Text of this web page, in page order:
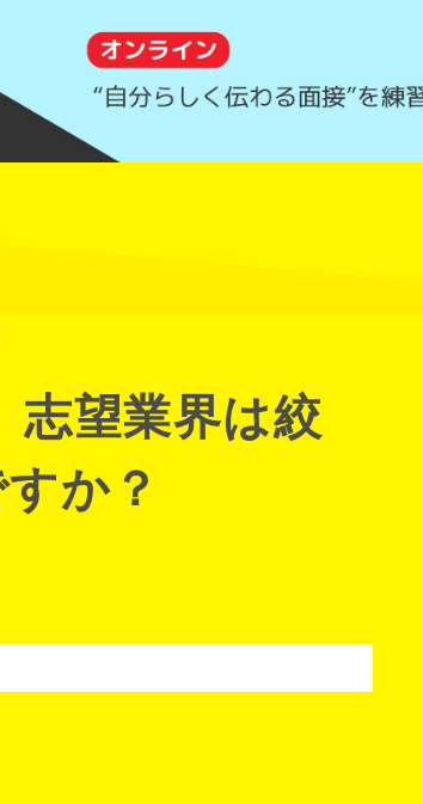
志望業界は絞
か？